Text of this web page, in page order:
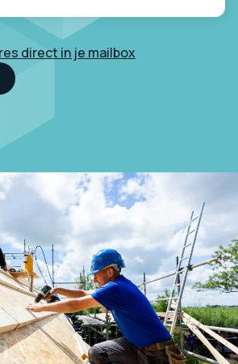
direct in je mailbox